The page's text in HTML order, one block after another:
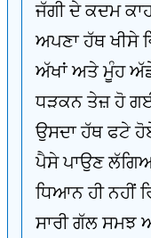
ਜੱਗੀ ਦੇ ਕਦਮ
ਅਪਣਾ ਹੱਥ ਖੀਸੇ
ਅੱਖਾਂ ਅਤੇ ਮੂੰਹ
ਧੜਕਨ ਤੇਜ਼ ਹੋ
ਉਸਦਾ ਹੱਥ ਫਟੇ
ਪੈਸੇ ਪਾਉਣ
ਧਿਆਨ ਹੀ ਨਹੀਂ
ਸਾਰੀ ਗੱਲ ਸਮਝ